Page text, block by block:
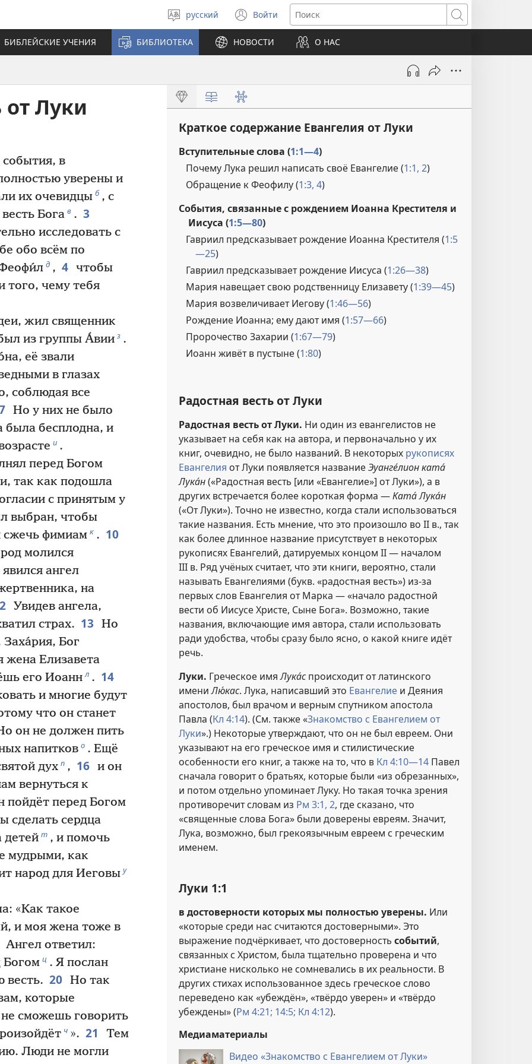
Выберите
язык
русский Войти
(открывается
в
новом
окне)
Поиск
БИБЛЕЙСКИЕ УЧЕНИЯ
БИБЛИОТЕКА НОВОСТИ О НАС
от Луки
в
уверены и
их очевидцы б , с
Бога в . 3
исследовать с
обо всём по
д , 4 чтобы
того, чему тебя
жил священник
из группы А́вии з .
её звали
в глазах
соблюдая все
Но у них не было
была бесплодна, и
и .
перед Богом
так как подошла
с принятым у
выбран, чтобы
сжечь фимиам к . 10
молился
ангел
на
Увидев ангела,
страх. 13
Но
Заха́рия, Бог
жена Елизавета
его Иоанн л . 14
и многие будут
что он станет
он не должен пить
напитков о . Ещё
дух п , 16 и он
вернуться к
пойдёт перед Богом
сделать сердца
детей т , и помочь
мудрыми, как
народ для Иеговы у
«Как такое
и моя жена тоже в
Ангел ответил:
Богом ц . Я послан
весть. 20 Но так
которые
сможешь говорить
ч ». 21
Тем
Люди не могли
Краткое содержание Евангелия от Луки
Вступительные слова (1:1—4)
Почему Лука решил написать своё Евангелие (1:1, 2)
Обращение к Феофилу (1:3, 4)
События, связанные с рождением Иоанна Крестителя и
Иисуса (1:5—80)
Гавриил предсказывает рождение Иоанна Крестителя (1:5
—25)
Гавриил предсказывает рождение Иисуса (1:26—38)
Мария навещает свою родственницу Елизавету (1:39—45)
Мария возвеличивает Иегову (1:46—56)
Рождение Иоанна; ему дают имя (1:57—66)
Пророчество Захарии (1:67—79)
Иоанн живёт в пустыне (1:80)
Радостная весть от Луки
Радостная весть от Луки. Ни один из евангелистов не
указывает на себя как на автора, и первоначально у их
книг, очевидно, не было названий. В некоторых рукописях
Евангелия от Луки появляется название Эуанге́лион ката́
Лука́н(«Радостная весть [или «Евангелие»] от Луки»), а в
других встречается более короткая форма —Ката́ Лука́н
(«От Луки»). Точно не известно, когда стали использоваться
такие названия. Есть мнение, что это произошло во II в., так
как более длинное название присутствует в некоторых
рукописях Евангелий, датируемых концом II — началом
III в. Ряд учёных считает, что эти книги, вероятно, стали
называть Евангелиями (букв. «радостная весть») из-за
первых слов Евангелия от Марка — «начало радостной
вести об Иисусе Христе, Сыне Бога». Возможно, такие
названия, включающие имя автора, стали использовать
ради удобства, чтобы сразу было ясно, о какой книге идёт
речь.
Луки. Греческое имяЛука́спроисходит от латинского
имениЛю́кас. Лука, написавший это Евангелие и Деяния
апостолов, был врачом и верным спутником апостола
Павла (Кл 4:14). (См. также «Знакомство с Евангелием от
Луки».) Некоторые утверждают, что он не был евреем. Они
указывают на его греческое имя и стилистические
особенности его книг, а также на то, что в Кл 4:10—14 Павел
сначала говорит о братьях, которые были «из обрезанных»,
и потом отдельно упоминает Луку. Но такая точка зрения
противоречит словам из Рм 3:1, 2, где сказано, что
«священные слова Бога» были доверены евреям. Значит,
Лука, возможно, был грекоязычным евреем с греческим
именем.
Луки 1:1
в достоверности которых мы полностью уверены. Или
«которые среди нас считаются достоверными». Это
выражение подчёркивает, что достоверность событий,
связанных с Христом, была тщательно проверена и что
христиане нисколько не сомневались в их реальности. В
других стихах использованное здесь греческое слово
переведено как «убеждён», «твёрдо уверен» и «твёрдо
убеждены» (Рм 4:21; 14:5; Кл 4:12).
Медиаматериалы
Видео «Знакомство с Евангелием от Луки»